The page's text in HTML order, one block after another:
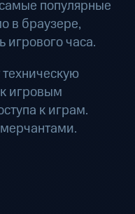
популярные
в браузере,
игрового часа.
игровым
к играм.